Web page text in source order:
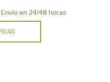
en 24/48 horas